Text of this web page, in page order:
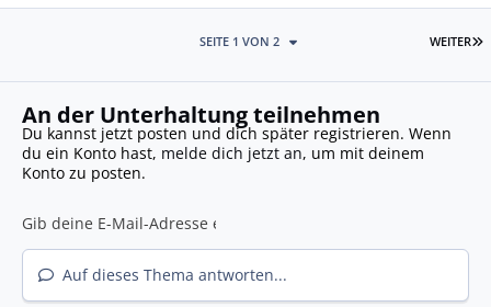
WEITER
SEITE 1 VON 2
An der Unterhaltung teilnehmen
Du kannst jetzt posten und dich später registrieren. Wenn
du ein Konto hast, melde dich jetzt an, um mit deinem
Konto zu posten.
Auf dieses Thema antworten...